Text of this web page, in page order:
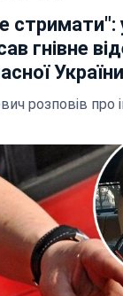
гнівне
України
розповів про